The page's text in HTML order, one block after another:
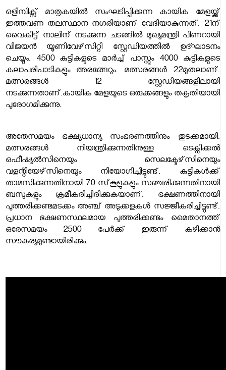
ഒളിമ്പിക്സ് മാതൃകയില്‍ സംഘടിപ്പിക്കുന്ന കായിക മേളയ്ക്ക്
ഇത്തവണ തലസ്ഥാന നഗരിയാണ് വേദിയാകുന്നത്. 21ന്
വൈകിട്ട് നാലിന് നടക്കുന്ന ചടങ്ങില്‍ മുഖ്യമന്ത്രി പിണറായി
വിജയന്‍ യൂണിവേഴ്‌സിറ്റി സ്റ്റേഡിയത്തില്‍ ഉദ്ഘാടനം
ചെയ്യും. 4500 കുട്ടികളുടെ മാര്‍ച്ച് പാസ്റ്റും 4000 കുട്ടികളുടെ
കലാപരിപാടികളും അരങ്ങേറും. മത്സരങ്ങള്‍ 22മുതലാണ്.
മത്സരങ്ങള്‍ 12 സ്റ്റേഡിയങ്ങളിലായി
നടക്കുന്നതാണ്.കായിക മേളയുടെ ഒരുക്കങ്ങളും തകൃതിയായി
പുരോഗമിക്കുന്നു.
അതേസമയം ഭക്ഷ്യധാന്യ സംഭരണത്തിനും തുടക്കമായി.
മത്സരങ്ങള്‍ നിയന്ത്രിക്കുന്നതിനുള്ള ടെക്നിക്കല്‍
ഒഫീഷ്യല്‍സിനെയും സെലക്ടേഴ്‌സിനെയും
വളന്റിയേഴ്‌സിനെയും നിയോഗിച്ചിട്ടുണ്ട്. കുട്ടികള്‍ക്ക്
താമസിക്കുന്നതിനായി 70 സ്‌കൂളുകളും സഞ്ചരിക്കുന്നതിനായി
ബസുകളും ക്രമീകരിച്ചിരിക്കുകയാണ്. ഭക്ഷണത്തിനായി
പുത്തരിക്കണ്ടമടക്കം അഞ്ച് അടുക്കളകള്‍ സജ്ജീകരിച്ചിട്ടുണ്ട്.
പ്രധാന ഭക്ഷണസ്ഥലമായ പുത്തരിക്കണ്ടം മൈതാനത്ത്
ഒരേസമയം 2500 പേര്‍ക്ക് ഇരുന്ന് കഴിക്കാന്‍
സൗകര്യമുണ്ടായിരിക്കും.